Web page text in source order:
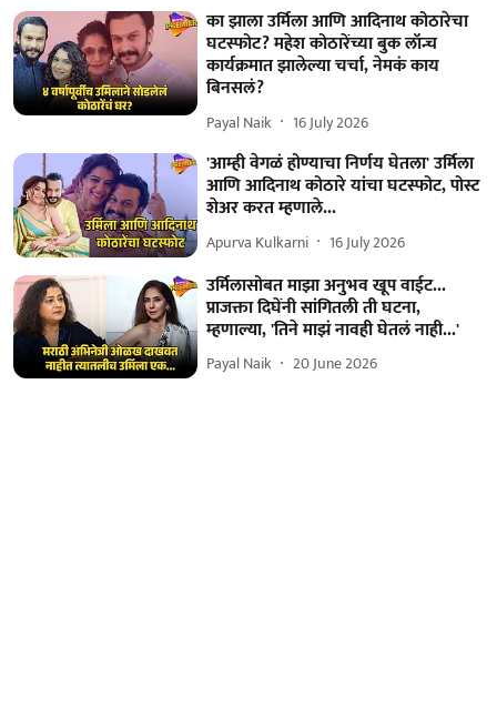
का झाला उर्मिला आणि आदिनाथ कोठारेचा
घटस्फोट? महेश कोठारेंच्या बुक लॉन्च
कार्यक्रमात झालेल्या चर्चा, नेमकं काय
बिनसलं?
Payal Naik 16 July 2026
'आम्ही वेगळं होण्याचा निर्णय घेतला' उर्मिला
आणि आदिनाथ कोठारे यांचा घटस्फोट, पोस्ट
शेअर करत म्हणाले...
Apurva Kulkarni 16 July 2026
उर्मिलासोबत माझा अनुभव खूप वाईट...
प्राजक्ता दिघेंनी सांगितली ती घटना,
म्हणाल्या, 'तिने माझं नावही घेतलं नाही...'
Payal Naik 20 June 2026